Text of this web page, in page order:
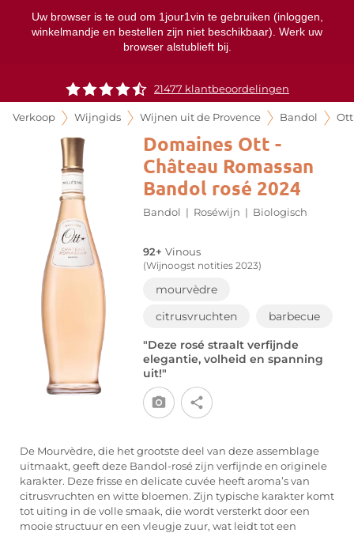
Uw browser is te oud om 1jour1vin te gebruiken (inloggen,
winkelmandje en bestellen zijn niet beschikbaar). Werk uw
browser alstublieft bij.
21477 klantbeoordelingen
Verkoop Wijngids Wijnen uit de Provence Bandol Ott
Domaines Ott -
Château Romassan
Bandol rosé 2024
Bandol | Roséwijn | Biologisch
92+ Vinous
(Wijnoogst notities 2023)
mourvèdre
citrusvruchten
barbecue
"Deze rosé straalt verfijnde
elegantie, volheid en spanning
uit!"
De Mourvèdre, die het grootste deel van deze assemblage
uitmaakt, geeft deze Bandol-rosé zijn verfijnde en originele
karakter. Deze frisse en delicate cuvée heeft aroma’s van
citrusvruchten en witte bloemen. Zijn typische karakter komt
tot uiting in de volle smaak, die wordt versterkt door een
mooie structuur en een vleugje zuur, wat leidt tot een